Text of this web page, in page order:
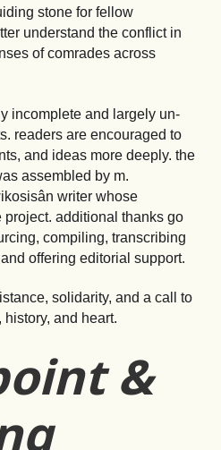
stone for fellow
understand the conflict in
of comrades across
incomplete and largely un-
readers are encouraged to
and ideas more deeply. the
assembled by m.
writer whose
additional thanks go
compiling, transcribing
offering editorial support.
solidarity, and a call to
and heart.
&